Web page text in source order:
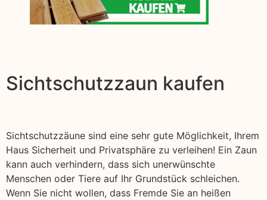
Sichtschutzzaun kaufen
Sichtschutzzäune sind eine sehr gute Möglichkeit, Ihrem
Haus Sicherheit und Privatsphäre zu verleihen! Ein Zaun
kann auch verhindern, dass sich unerwünschte
Menschen oder Tiere auf Ihr Grundstück schleichen.
Wenn Sie nicht wollen, dass Fremde Sie an heißen